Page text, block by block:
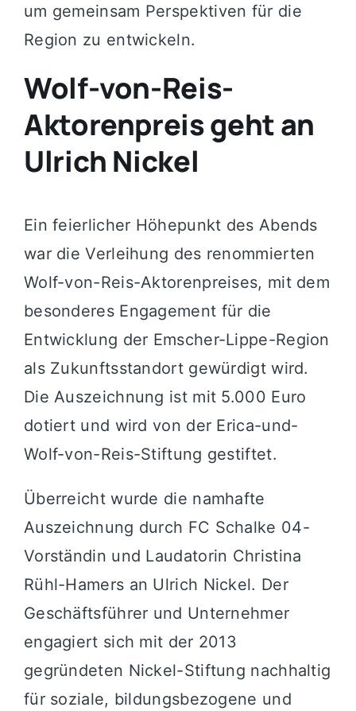
um gemeinsam Perspektiven für die
Region zu entwickeln.
Wolf-von-Reis-
Aktorenpreis geht an
Ulrich Nickel
Ein feierlicher Höhepunkt des Abends
war die Verleihung des renommierten
Wolf-von-Reis-Aktorenpreises, mit dem
besonderes Engagement für die
Entwicklung der Emscher-Lippe-Region
als Zukunftsstandort gewürdigt wird.
Die Auszeichnung ist mit 5.000 Euro
dotiert und wird von der Erica-und-
Wolf-von-Reis-Stiftung gestiftet.
Überreicht wurde die namhafte
Auszeichnung durch FC Schalke 04-
Vorständin und Laudatorin Christina
Rühl-Hamers an Ulrich Nickel. Der
Geschäftsführer und Unternehmer
engagiert sich mit der 2013
gegründeten Nickel-Stiftung nachhaltig
für soziale, bildungsbezogene und